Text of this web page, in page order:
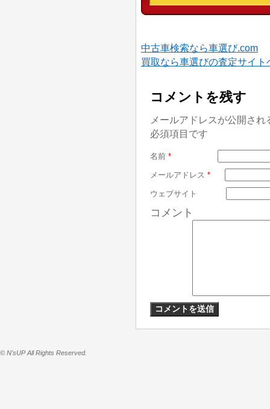
中古車検索なら車選び.com
買取なら車選びの査定サイト
コメントを残す
メールアドレスが公開さ
必須項目です
名前 *
メールアドレス *
ウェブサイト
コメント
© N'sUP All Rights Reserved.